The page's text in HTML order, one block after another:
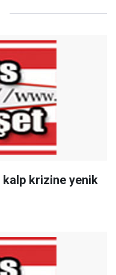
kalp krizine yenik